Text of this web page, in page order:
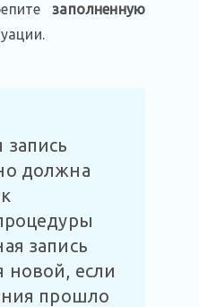
заполненную
запись
должна
запись
новой, если
прошло